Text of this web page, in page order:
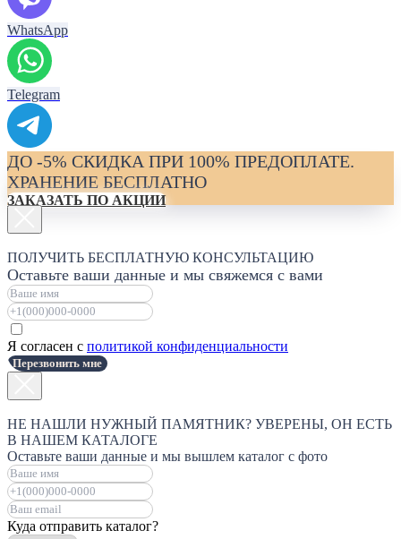
WhatsApp
Telegram
ДО -5% СКИДКА ПРИ 100% ПРЕДОПЛАТЕ.
ХРАНЕНИЕ БЕСПЛАТНО
ЗАКАЗАТЬ ПО АКЦИИ
ПОЛУЧИТЬ БЕСПЛАТНУЮ КОНСУЛЬТАЦИЮ
Оставьте ваши данные и мы свяжемся с вами
Я согласен с политикой конфиденциальности
Перезвонить мне
НЕ НАШЛИ НУЖНЫЙ ПАМЯТНИК? УВЕРЕНЫ, ОН ЕСТЬ
В НАШЕМ КАТАЛОГЕ
Оставьте ваши данные и мы вышлем каталог с фото
Куда отправить каталог?